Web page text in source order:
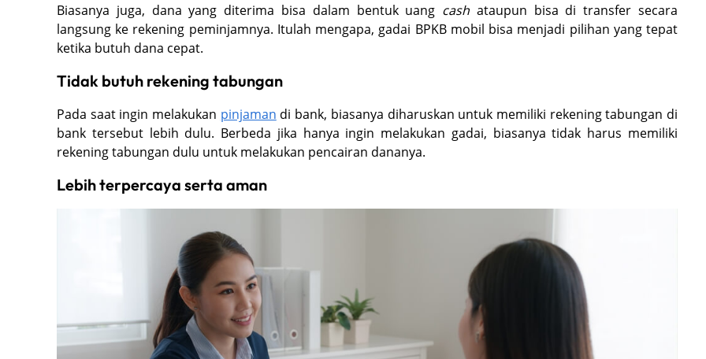
Biasanya juga, dana yang diterima bisa dalam bentuk uang cash ataupun bisa di transfer secara
langsung ke rekening peminjamnya. Itulah mengapa, gadai BPKB mobil bisa menjadi pilihan yang tepat
ketika butuh dana cepat.
Tidak butuh rekening tabungan
Pada saat ingin melakukan pinjaman di bank, biasanya diharuskan untuk memiliki rekening tabungan di
bank tersebut lebih dulu. Berbeda jika hanya ingin melakukan gadai, biasanya tidak harus memiliki
rekening tabungan dulu untuk melakukan pencairan dananya.
Lebih terpercaya serta aman